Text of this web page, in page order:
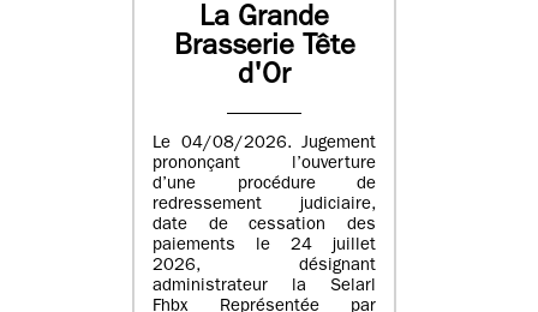
La Grande
Brasserie Tête
d'Or
Le 04/08/2026. Jugement
prononçant l’ouverture
d’une procédure de
redressement judiciaire,
date de cessation des
paiements le 24 juillet
2026, désignant
administrateur la Selarl
Fhbx Représentée par